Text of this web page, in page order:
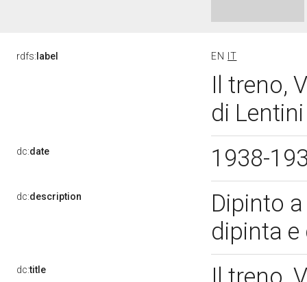
rdfs: label EN IT
Il treno,
di
dc:date 1938-
dc:description
Dipinto
dipinta
dc:title
Il treno,